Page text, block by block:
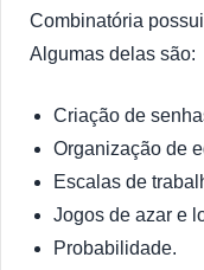
Combinatória
Algumas delas são:
Criação de
Organização de
Escalas de
Jogos de azar e
Probabilidade.